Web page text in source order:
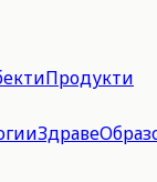
Продукти
Здраве